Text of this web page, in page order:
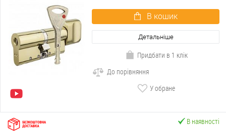
В кошик
Детальніше
Придбати в 1 клік
До порівняння
У обране
В наявності